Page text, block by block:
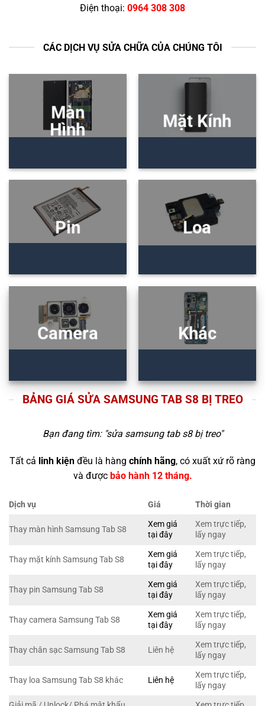
Điện thoại: 0964 308 308
CÁC DỊCH VỤ SỬA CHỮA CỦA CHÚNG TÔI
Màn
Hình
Mặt Kính
Pin Loa
Camera Khác
BẢNG GIÁ SỬA SAMSUNG TAB S8 BỊ TREO
Bạn đang tìm: "sửa samsung tab s8 bị treo"
Tất cả linh kiện đều là hàng chính hãng, có xuất xứ rõ ràng
và được bảo hành 12 tháng.
Dịch vụ Giá Thời gian
Thay màn hình Samsung Tab S8
Xem giá
tại đây
Xem trực tiếp,
lấy ngay
Thay mặt kính Samsung Tab S8
Xem giá
tại đây
Xem trực tiếp,
lấy ngay
Thay pin Samsung Tab S8
Xem giá
tại đây
Xem trực tiếp,
lấy ngay
Thay camera Samsung Tab S8
Xem giá
tại đây
Xem trực tiếp,
lấy ngay
Thay chân sạc Samsung Tab S8 Liên hệ
Xem trực tiếp,
lấy ngay
Thay loa Samsung Tab S8 khác Liên hệ
Xem trực tiếp,
lấy ngay